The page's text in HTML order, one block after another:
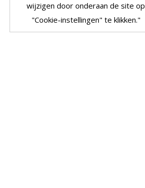
wijzigen door onderaan de site op
"Cookie-instellingen" te klikken."